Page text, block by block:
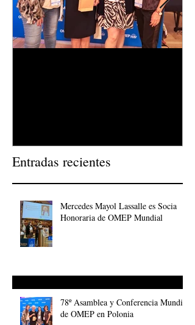
Entradas recientes
Mercedes Mayol Lassalle es Socia
Honoraria de OMEP Mundial
78º Asamblea y Conferencia Mundial
de OMEP en Polonia